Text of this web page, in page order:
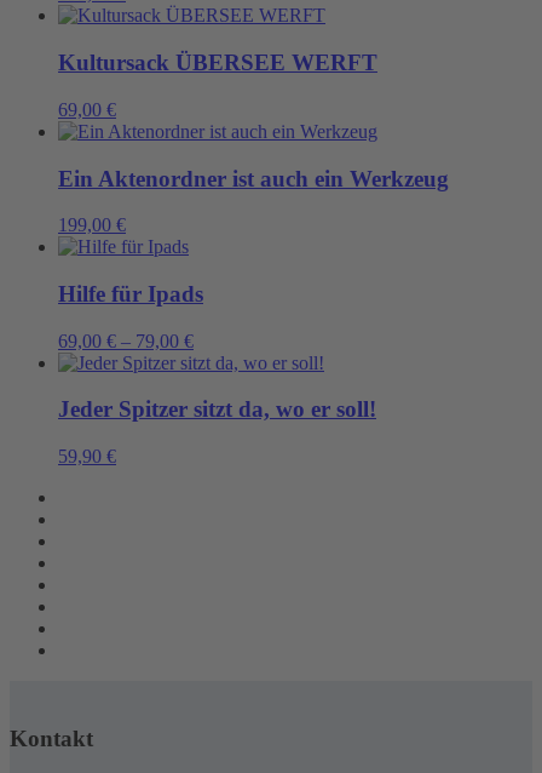
Kultursack ÜBERSEE WERFT
69,00 €
Ein Aktenordner ist auch ein Werkzeug
199,00 €
Hilfe für Ipads
69,00 € – 79,00 €
Jeder Spitzer sitzt da, wo er soll!
59,90 €
Kontakt